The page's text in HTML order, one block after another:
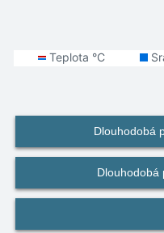
Dlouhodobá
Dlouhodobá